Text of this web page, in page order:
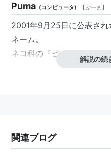
Puma (コンピュータ) 【ぷーま 】
2001年9月25日に公表され
ネーム。
ネコ科の『ピューマ』（ク
解説の続
関連ブログ